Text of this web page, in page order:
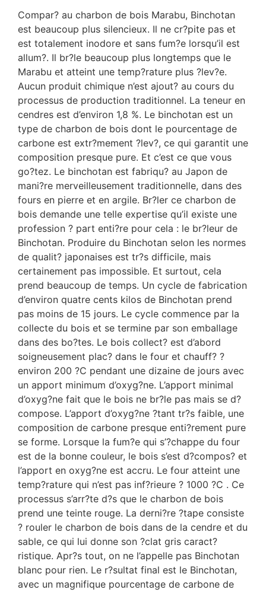
Compar? au charbon de bois Marabu, Binchotan
est beaucoup plus silencieux. Il ne cr?pite pas et
est totalement inodore et sans fum?e lorsqu’il est
allum?. Il br?le beaucoup plus longtemps que le
Marabu et atteint une temp?rature plus ?lev?e.
Aucun produit chimique n’est ajout? au cours du
processus de production traditionnel. La teneur en
cendres est d’environ 1,8 %. Le binchotan est un
type de charbon de bois dont le pourcentage de
carbone est extr?mement ?lev?, ce qui garantit une
composition presque pure. Et c’est ce que vous
go?tez. Le binchotan est fabriqu? au Japon de
mani?re merveilleusement traditionnelle, dans des
fours en pierre et en argile. Br?ler ce charbon de
bois demande une telle expertise qu’il existe une
profession ? part enti?re pour cela : le br?leur de
Binchotan. Produire du Binchotan selon les normes
de qualit? japonaises est tr?s difficile, mais
certainement pas impossible. Et surtout, cela
prend beaucoup de temps. Un cycle de fabrication
d’environ quatre cents kilos de Binchotan prend
pas moins de 15 jours. Le cycle commence par la
collecte du bois et se termine par son emballage
dans des bo?tes. Le bois collect? est d’abord
soigneusement plac? dans le four et chauff? ?
environ 200 ?C pendant une dizaine de jours avec
un apport minimum d’oxyg?ne. L’apport minimal
d’oxyg?ne fait que le bois ne br?le pas mais se d?
compose. L’apport d’oxyg?ne ?tant tr?s faible, une
composition de carbone presque enti?rement pure
se forme. Lorsque la fum?e qui s’?chappe du four
est de la bonne couleur, le bois s’est d?compos? et
l’apport en oxyg?ne est accru. Le four atteint une
temp?rature qui n’est pas inf?rieure ? 1000 ?C . Ce
processus s’arr?te d?s que le charbon de bois
prend une teinte rouge. La derni?re ?tape consiste
? rouler le charbon de bois dans de la cendre et du
sable, ce qui lui donne son ?clat gris caract?
ristique. Apr?s tout, on ne l’appelle pas Binchotan
blanc pour rien. Le r?sultat final est le Binchotan,
avec un magnifique pourcentage de carbone de